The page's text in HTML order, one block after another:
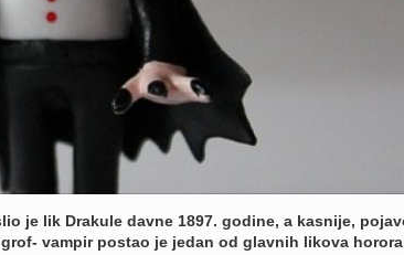
je lik Drakule davne 1897. godine, a kasnije,
vampir postao je jedan od glavnih likova